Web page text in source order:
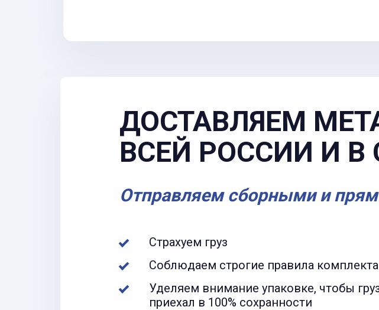
ДОСТАВЛЯЕМ
ВСЕЙ РОССИИ И В
Отправляем сборными и
Страхуем груз
Соблюдаем строгие правила
Уделяем внимание упаковке, чтобы
приехал в 100% сохранности